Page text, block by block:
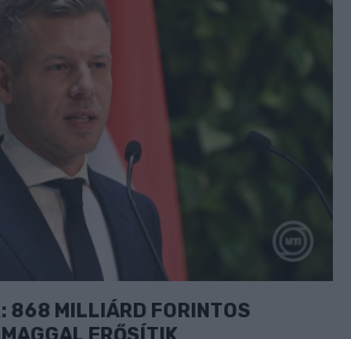
868 MILLIÁRD FORINTOS
ERŐSÍTIK